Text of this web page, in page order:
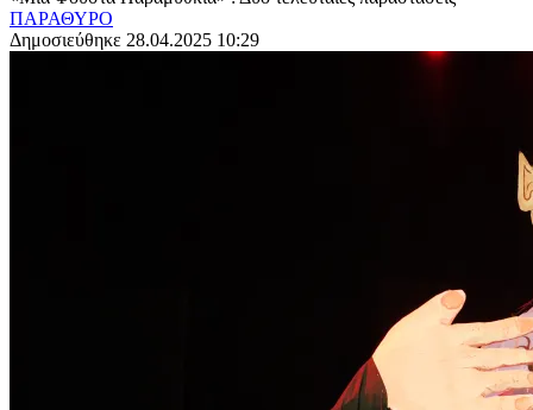
ΠΑΡΑΘΥΡΟ
Δημοσιεύθηκε 28.04.2025 10:29